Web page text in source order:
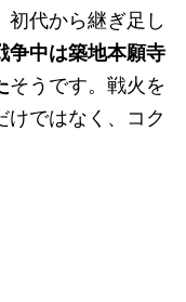
初代から継ぎ足し
争中は築地本願寺
そうです。戦火を
けではなく、コク